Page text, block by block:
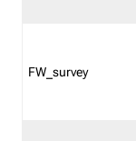
FW_survey